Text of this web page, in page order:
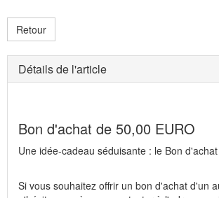
Retour
Détails de l'article
Bon d'achat de 50,00 EURO
Une idée-cadeau séduisante : le Bon
Si vous souhaitez offrir un bon d'achat d'un